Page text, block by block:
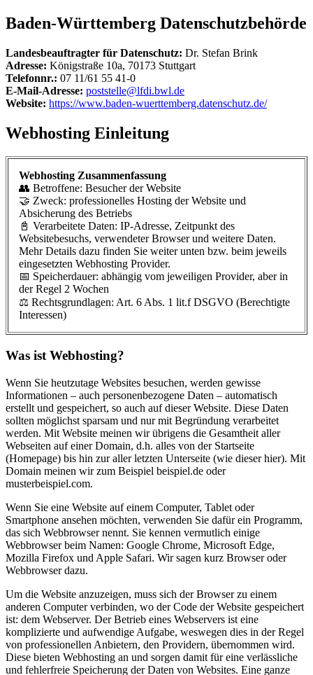
Baden-Württemberg Datenschutzbehörde
Landesbeauftragter für Datenschutz: Dr. Stefan Brink
Adresse: Königstraße 10a, 70173 Stuttgart
Telefonnr.: 07 11/61 55 41-0
E-Mail-Adresse: poststelle@lfdi.bwl.de
Website: https://www.baden-wuerttemberg.datenschutz.de/
Webhosting Einleitung
Webhosting Zusammenfassung
👥 Betroffene: Besucher der Website
🤝 Zweck: professionelles Hosting der Website und
Absicherung des Betriebs
📓 Verarbeitete Daten: IP-Adresse, Zeitpunkt des
Websitebesuchs, verwendeter Browser und weitere Daten.
Mehr Details dazu finden Sie weiter unten bzw. beim jeweils
eingesetzten Webhosting Provider.
📅 Speicherdauer: abhängig vom jeweiligen Provider, aber in
der Regel 2 Wochen
⚖️ Rechtsgrundlagen: Art. 6 Abs. 1 lit.f DSGVO (Berechtigte
Interessen)
Was ist Webhosting?
Wenn Sie heutzutage Websites besuchen, werden gewisse
Informationen – auch personenbezogene Daten – automatisch
erstellt und gespeichert, so auch auf dieser Website. Diese Daten
sollten möglichst sparsam und nur mit Begründung verarbeitet
werden. Mit Website meinen wir übrigens die Gesamtheit aller
Webseiten auf einer Domain, d.h. alles von der Startseite
(Homepage) bis hin zur aller letzten Unterseite (wie dieser hier). Mit
Domain meinen wir zum Beispiel beispiel.de oder
musterbeispiel.com.
Wenn Sie eine Website auf einem Computer, Tablet oder
Smartphone ansehen möchten, verwenden Sie dafür ein Programm,
das sich Webbrowser nennt. Sie kennen vermutlich einige
Webbrowser beim Namen: Google Chrome, Microsoft Edge,
Mozilla Firefox und Apple Safari. Wir sagen kurz Browser oder
Webbrowser dazu.
Um die Website anzuzeigen, muss sich der Browser zu einem
anderen Computer verbinden, wo der Code der Website gespeichert
ist: dem Webserver. Der Betrieb eines Webservers ist eine
komplizierte und aufwendige Aufgabe, weswegen dies in der Regel
von professionellen Anbietern, den Providern, übernommen wird.
Diese bieten Webhosting an und sorgen damit für eine verlässliche
und fehlerfreie Speicherung der Daten von Websites. Eine ganze